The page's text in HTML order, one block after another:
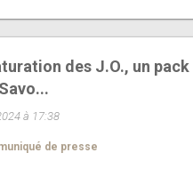
des J.O., un pack
à 17:38
de presse